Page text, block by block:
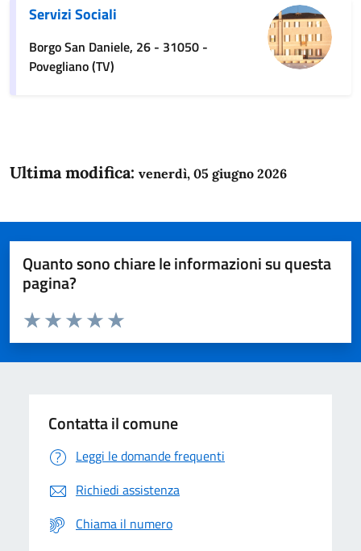
Servizi Sociali
Borgo San Daniele, 26 - 31050 -
Povegliano (TV)
Ultima modifica: venerdì, 05 giugno 2026
Quanto sono chiare le informazioni su questa
pagina?
Domanda
Valuta da 1 a 5 stelle la pagina
Valuta 5 stelle su 5
Valuta 4 stelle su 5
Valuta 3 stelle su 5
Valuta 2 stelle su 5
Valuta 1 stelle su 5
Contatta il comune
Leggi le domande frequenti
Richiedi assistenza
Chiama il numero